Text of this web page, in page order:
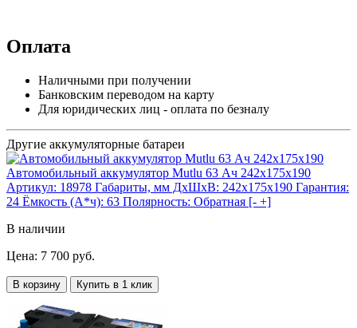
Оплата
Наличными при получении
Банковским переводом на карту
Для юридических лиц - оплата по безналу
Другие аккумуляторные батареи
Автомобильный аккумулятор Mutlu 63 Ач 242x175x190
Артикул: 18978 Габариты, мм ДхШхВ: 242x175x190 Гарантия:
24 Ёмкость (А*ч): 63 Полярность: Обратная [- +]
В наличии
Цена: 7 700 руб.
В корзину Купить в 1 клик